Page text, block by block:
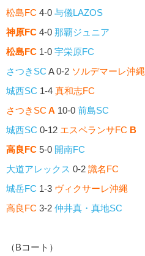
松島FC 4-0 与儀LAZOS
神原FC 4-0 那覇ジュニア
松島FC 1-0 宇栄原FC
さつきSC A 0-2 ソルデマーレ沖縄
城西SC 1-4 真和志FC
さつきSC A 10-0 前島SC
城西SC 0-12 エスペランサFC B
高良FC 5-0 開南FC
大道アレックス 0-2 識名FC
城岳FC 1-3 ヴィクサーレ沖縄
高良FC 3-2 仲井真・真地SC
（Bコート）